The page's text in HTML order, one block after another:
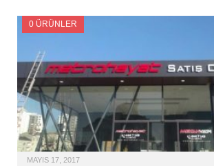
0 ÜRÜNLER
MAYIS 17, 2017